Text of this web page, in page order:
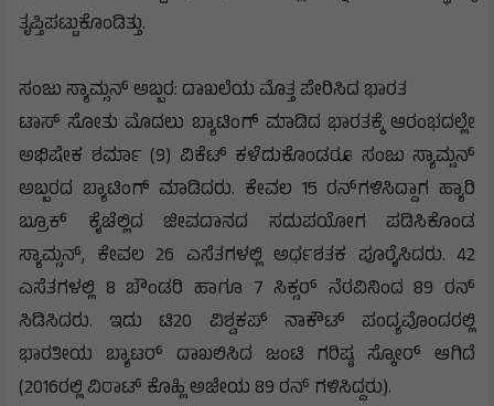
ತೃಪ್ತಿಪಟ್ಟುಕೊಂಡಿತ್ತು.
ಸಂಜು ಸ್ಯಾಮ್ಸನ್ ಅಬ್ಬರ: ದಾಖಲೆಯ ಮೊತ್ತ ಪೇರಿಸಿದ ಭಾರತ
ಟಾಸ್ ಸೋತು ಮೊದಲು ಬ್ಯಾಟಿಂಗ್ ಮಾಡಿದ ಭಾರತಕ್ಕೆ ಆರಂಭದಲ್ಲೇ
ಅಭಿಷೇಕ ಶರ್ಮಾ (9) ವಿಕೆಟ್ ಕಳೆದುಕೊಂಡರೂ ಸಂಜು ಸ್ಯಾಮ್ಸನ್
ಅಬ್ಬರದ ಬ್ಯಾಟಿಂಗ್‌ ಮಾಡಿದರು. ಕೇವಲ 15 ರನ್‌ಗಳಿಸಿದ್ದಾಗ ಹ್ಯಾರಿ
ಬ್ರೂಕ್ ಕೈಚೆಲ್ಲಿದ ಜೀವದಾನದ ಸದುಪಯೋಗ ಪಡಿಸಿಕೊಂಡ
ಸ್ಯಾಮ್ಸನ್, ಕೇವಲ 26 ಎಸೆತಗಳಲ್ಲಿ ಅರ್ಧಶತಕ ಪೂರೈಸಿದರು. 42
ಎಸೆತಗಳಲ್ಲಿ 8 ಬೌಂಡರಿ ಹಾಗೂ 7 ಸಿಕ್ಸರ್ ನೆರವಿನಿಂದ 89 ರನ್
ಸಿಡಿಸಿದರು. ಇದು ಟಿ20 ವಿಶ್ವಕಪ್ ನಾಕೌಟ್ ಪಂದ್ಯವೊಂದರಲ್ಲಿ
ಭಾರತೀಯ ಬ್ಯಾಟರ್ ದಾಖಲಿಸಿದ ಜಂಟಿ ಗರಿಷ್ಠ ಸ್ಕೋರ್ ಆಗಿದೆ
(2016ರಲ್ಲಿ ವಿರಾಟ್ ಕೊಹ್ಲಿ ಅಜೇಯ 89 ರನ್ ಗಳಿಸಿದ್ದರು).